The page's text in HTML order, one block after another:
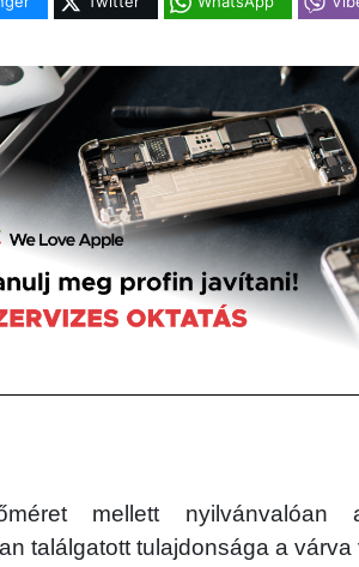
mellett
találgatott tulajdonsága a